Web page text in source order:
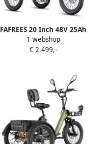
FAFREES 20 Inch 48V 25Ah
Accu Famille elektrische
longtail transportfiets Dik
180kg 100km Bereik -Grote
groente den aan de voor-
en achterkant Koppelsensor
Elektrische Driewieler Grijs
1 webshop
€ 2.499,-